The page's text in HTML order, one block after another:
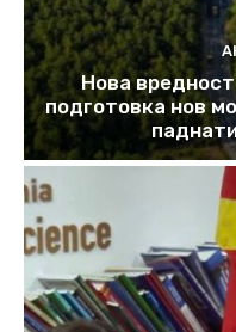
Нова вредност
подготовка нов